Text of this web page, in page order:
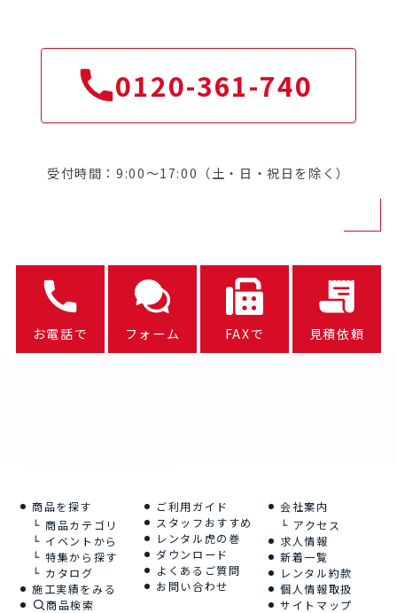
0120-361-740
受付時間：9:00～17:00（土・日・祝日を除く）
お電話で フォーム FAXで 見積依頼
商品を探す
商品カテゴリ
イベントから
特集から探す
カタログ
施工実績をみる
商品検索
ご利用ガイド
スタッフおすすめ
レンタル虎の巻
ダウンロード
よくあるご質問
お問い合わせ
会社案内
アクセス
求人情報
新着一覧
レンタル約款
個人情報取扱
サイトマップ